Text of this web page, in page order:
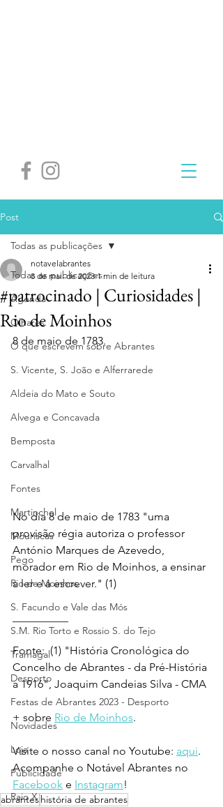
Post
Todas as publicações
Agenda
Olhares
O que escrevem sobre Abrantes
S. Vicente, S. João e Alferrarede
Aldeia do Mato e Souto
Alvega e Concavada
Bemposta
Carvalhal
Fontes
Martinchel
Mouriscas
Pego
Rio de Moinhos
S. Facundo e Vale das Mós
S.M. Rio Torto e Rossio S. do Tejo
Tramagal
Desporto
Festas de Abrantes 2023 - Desporto
Novidades
Loja
Publicidade
Raio X
Todas as publicações
#patrocinado | Curiosidades |
Rio de Moinhos
notavelabrantes
8 de mai. de 2023 1 min de leitura
8 de maio de 1783.
No dia 8 de maio de 1783 "uma
provisão régia autoriza o professor
António Marques de Azevedo,
morador em Rio de Moinhos, a ensinar
a ler e a escrever." (1)
Fonte:  (1) "História Cronológica do
Concelho de Abrantes - da Pré-História
a 1916", Joaquim Candeias Silva - CMA
+ sobre Rio de Moinhos.
Visite o nosso canal no Youtube: aqui.
Acompanhe o Notável Abrantes no
Facebook e Instagram!
abranteshistória de abrantes